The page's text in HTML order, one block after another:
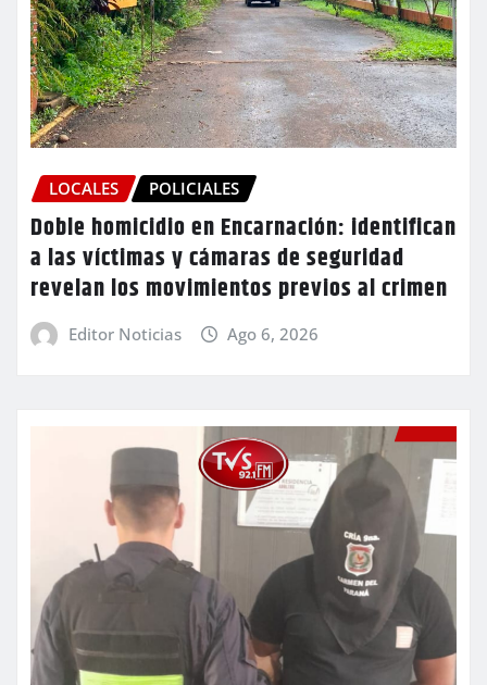
LOCALES POLICIALES
Doble homicidio en Encarnación: identifican
a las víctimas y cámaras de seguridad
revelan los movimientos previos al crimen
Editor Noticias Ago 6, 2026